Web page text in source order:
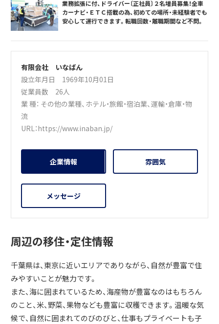
業務拡張に付、ドライバー〔正社員〕２名増員募集！全車
カーナビ・ＥＴＣ搭載の為、初めての場所・未経験者でも
安心して運行できます。転職回数・離職期間など不問。
有限会社 いなばん
設立年月日 1969年10月01日
従業員数 26人
業 種： その他の業種、 ホテル・旅館・宿泊業、運輸・倉庫・物
流
URL：https://www.inaban.jp/
企業情報 雰囲気
メッセージ
周辺の移住・定住情報
千葉県は、東京に近いエリアでありながら、自然が豊富で住
みやすいことが魅力です。
また、海に囲まれているため、海産物が豊富なのはもちろん
のこと、米、野菜、果物なども豊富に収穫できます。温暖な気
候で、自然に囲まれてのびのびと、仕事もプライベートも子